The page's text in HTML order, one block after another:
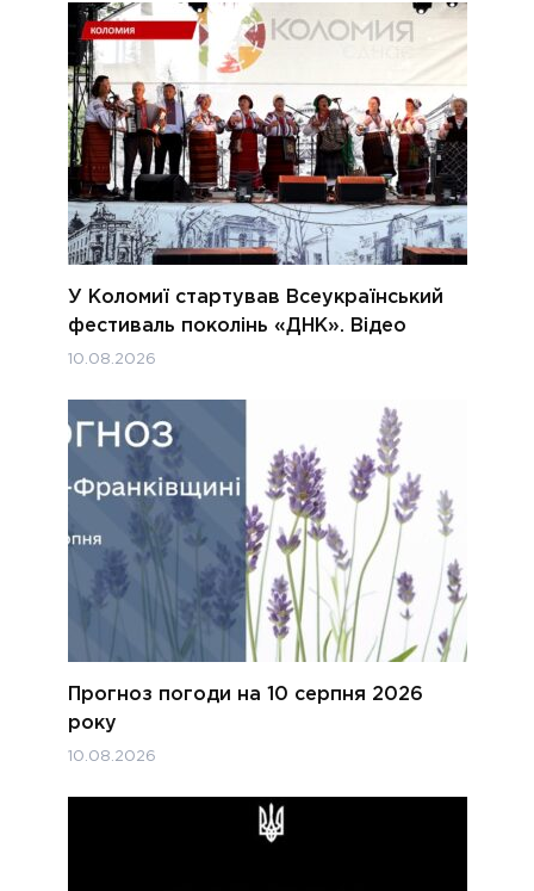
У Коломиї стартував Всеукраїнський
фестиваль поколінь «ДНК». Відео
10.08.2026
Прогноз погоди на 10 серпня 2026
року
10.08.2026